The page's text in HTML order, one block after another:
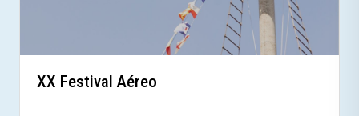
XX Festival Aéreo